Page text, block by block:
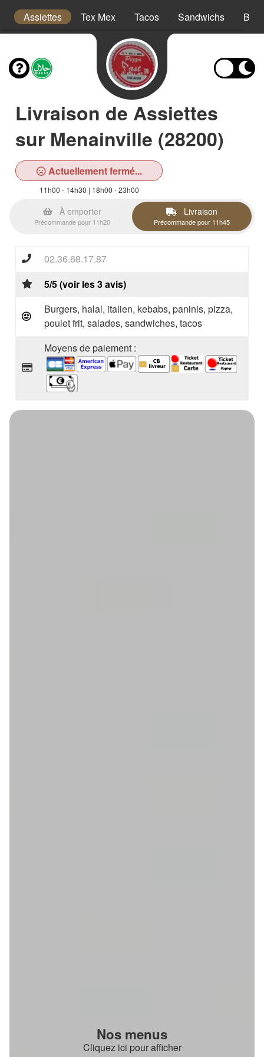
Assiettes Tex Mex Tacos Sandwichs
Livraison de Assiettes
sur Menainville (28200)
Actuellement fermé...
11h00 - 14h30 | 18h00 - 23h00
À emporter
Précommande pour 11h20
Livraison
Précommande pour 11h45
02.36.68.17.87
5/5 (voir les 3 avis)
Burgers, halal, italien, kebabs, paninis, pizza,
poulet frit, salades, sandwiches, tacos
Moyens de paiement :
Nos menus
Cliquez ici pour afficher